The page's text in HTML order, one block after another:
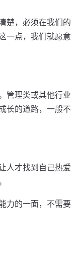
楚，必须在我们的
一点，我们就愿意
管理类或其他行业
长的道路，一般不
人才找到自己热爱
力的一面，不需要